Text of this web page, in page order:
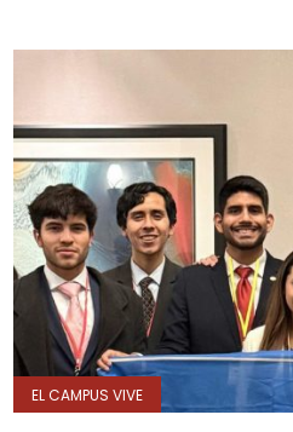
EL CAMPUS VIVE